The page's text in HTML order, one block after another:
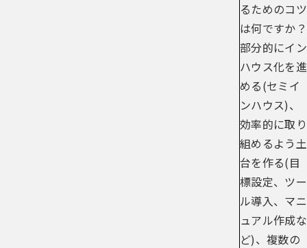
るためのコツ
は何ですか？
部分的にイン
ハウス化を進
める(セミイ
ンハウス)、
効率的に取り
組めるよう土
台を作る(目
標設定、ツー
ル導入、マニ
ュアル作成な
ど)、複数の